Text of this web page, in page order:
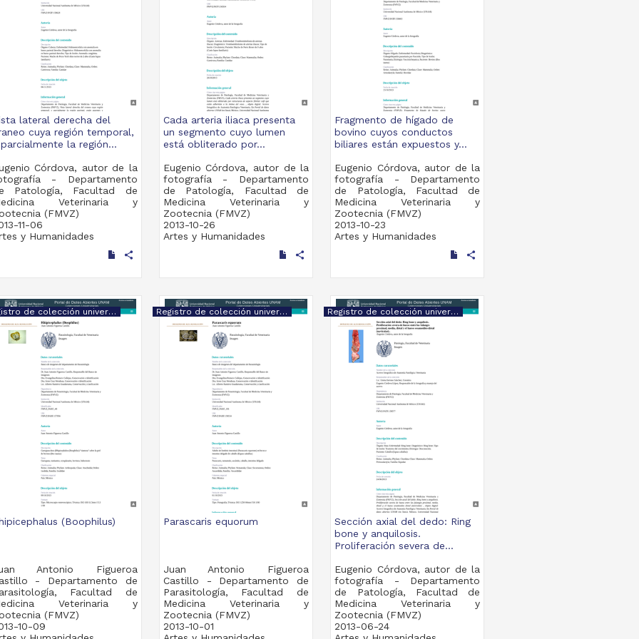
lateral derecha del
cuya región temporal,
la región...
Córdova, autor de la
- Departamento
Patología, Facultad de
Veterinaria y
(FMVZ)
11-06
y Humanidades
share
Cada arteria iliaca presenta
un segmento cuyo lumen
está obliterado por...
Eugenio Córdova, autor de la
fotografía - Departamento
de Patología, Facultad de
Medicina Veterinaria y
Zootecnia (FMVZ)
2013-10-26
Artes y Humanidades
share
Fragmento de hígado de
bovino cuyos conductos
biliares están expuestos y...
Eugenio Córdova, autor de la
fotografía - Departamento
de Patología, Facultad de
Medicina Veterinaria y
Zootecnia (FMVZ)
2013-10-23
Artes y Humanidades
share
Registro de colección universitaria
(Boophilus)
Antonio Figueroa
- Departamento de
Facultad de
Veterinaria y
(FMVZ)
10-09
Registro de colección universitaria
Parascaris equorum
Juan Antonio Figueroa
Castillo - Departamento de
Parasitología, Facultad de
Medicina Veterinaria y
Zootecnia (FMVZ)
2013-10-01
Registro de colección universitaria
Sección axial del dedo: Ring
bone y anquilosis.
Proliferación severa de...
Eugenio Córdova, autor de la
fotografía - Departamento
de Patología, Facultad de
Medicina Veterinaria y
Zootecnia (FMVZ)
2013-06-24